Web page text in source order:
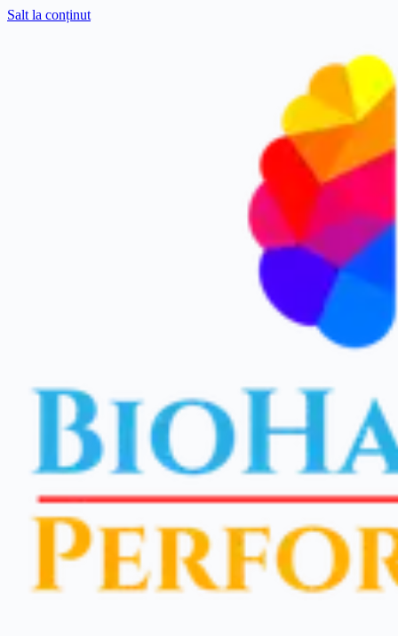
Salt la conținut